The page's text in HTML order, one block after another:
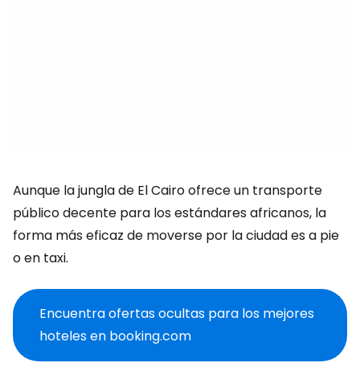
Aunque la jungla de El Cairo ofrece un transporte
público decente para los estándares africanos, la
forma más eficaz de moverse por la ciudad es a pie
o en taxi.
Encuentra ofertas ocultas para los mejores
hoteles en booking.com